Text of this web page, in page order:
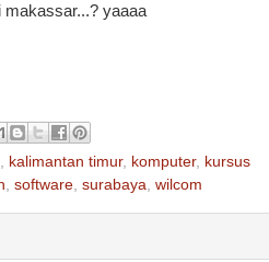
makassar...? yaaaa
kalimantan timur, komputer, kursus
software surabaya wilcom